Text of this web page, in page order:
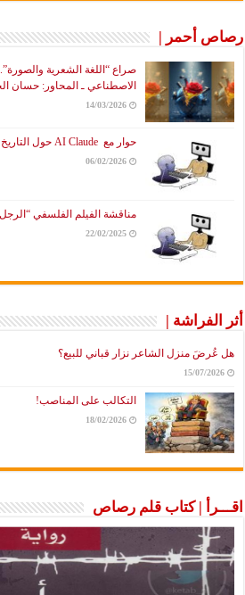
رصاص أحمر |
صراع “اللغة الشعرية
الاصطناعي ـ المحاور: حسان
14/03/2026
حوار مع AI Claude حول التاريخ والحقيقة
06/02/2026
مناقشة الفيلم الفلسفي
22/02/2025
أثر الفراشة |
هل عُرضَ منزل الشاعر نزار قباني للبيع؟
15/07/2026
التكالب على المناصب!
18/02/2026
اقـــرأ | كتاب قلم رصاص